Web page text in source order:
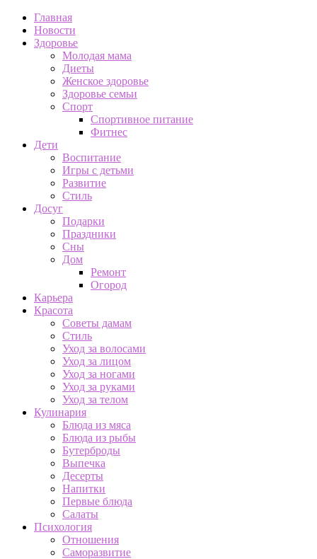
Главная
Новости
Здоровье
Молодая мама
Диеты
Женское здоровье
Здоровье семьи
Спорт
Спортивное питание
Фитнес
Дети
Воспитание
Игры с детьми
Развитие
Стиль
Досуг
Подарки
Праздники
Сны
Дом
Ремонт
Огород
Карьера
Красота
Советы дамам
Стиль
Уход за волосами
Уход за лицом
Уход за ногами
Уход за руками
Уход за телом
Кулинария
Блюда из мяса
Блюда из рыбы
Бутерброды
Выпечка
Десерты
Напитки
Первые блюда
Салаты
Психология
Отношения
Саморазвитие